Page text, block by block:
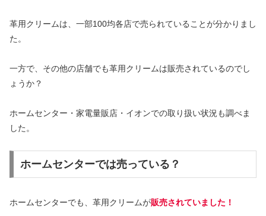
革用クリームは、一部100均各店で売られていることが分かりまし
た。
一方で、その他の店舗でも革用クリームは販売されているのでし
ょうか？
ホームセンター・家電量販店・イオンでの取り扱い状況も調べま
した。
ホームセンターでは売っている？
ホームセンターでも、革用クリームが販売されていました！